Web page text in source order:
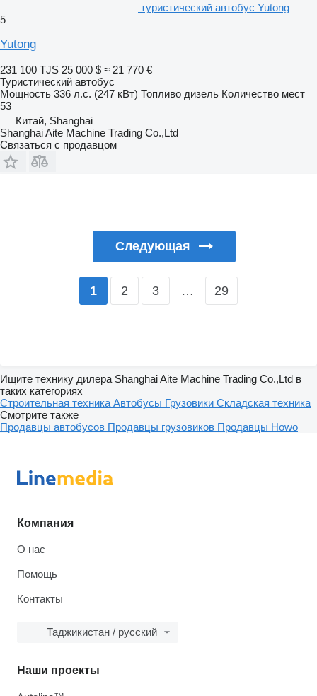
туристический автобус Yutong
5
Yutong
231 100 TJS 25 000 $ ≈ 21 770 €
Туристический автобус
Мощность 336 л.с. (247 кВт) Топливо дизель Количество мест
53
Китай, Shanghai
Shanghai Aite Machine Trading Co.,Ltd
Связаться с продавцом
Следующая
1 2 3 … 29
Ищите технику дилера Shanghai Aite Machine Trading Co.,Ltd в
таких категориях
Строительная техника Автобусы Грузовики Складская техника
Смотрите также
Продавцы автобусов Продавцы грузовиков Продавцы Howo
Компания
О нас
Помощь
Контакты
Таджикистан / русский
Наши проекты